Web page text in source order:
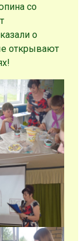
со
о
открывают